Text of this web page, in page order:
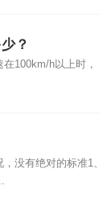
？
100km/h以上时，
没有绝对的标准1、